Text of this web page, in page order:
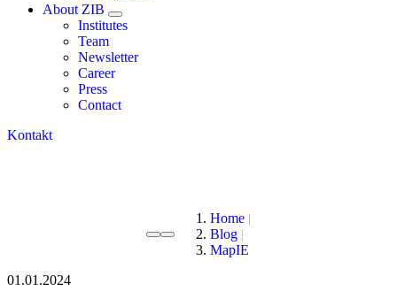
About ZIB
Institutes
Team
Newsletter
Career
Press
Contact
Kontakt
Home
Blog
MapIE
01.01.2024